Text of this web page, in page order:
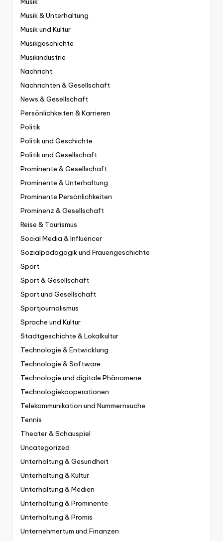
Musik & Unterhaltung
Musik und Kultur
Musikgeschichte
Musikindustrie
Nachricht
Nachrichten & Gesellschaft
News & Gesellschaft
Persönlichkeiten & Karrieren
Politik
Politik und Geschichte
Politik und Gesellschaft
Prominente & Gesellschaft
Prominente & Unterhaltung
Prominente Persönlichkeiten
Prominenz & Gesellschaft
Reise & Tourismus
Social Media & Influencer
Sozialpädagogik und Frauengeschichte
Sport
Sport & Gesellschaft
Sport und Gesellschaft
Sportjournalismus
Sprache und Kultur
Stadtgeschichte & Lokalkultur
Technologie & Entwicklung
Technologie & Software
Technologie und digitale Phänomene
Technologiekooperationen
Telekommunikation und Nummernsuche
Tennis
Theater & Schauspiel
Uncategorized
Unterhaltung & Gesundheit
Unterhaltung & Kultur
Unterhaltung & Medien
Unterhaltung & Prominente
Unterhaltung & Promis
Unternehmertum und Finanzen